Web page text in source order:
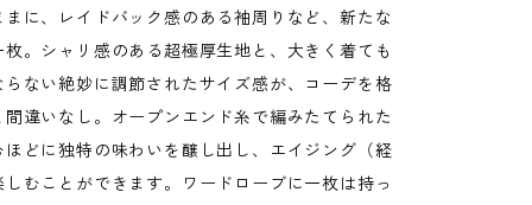
に、レイドバック感のある袖周りなど、新たな
。シャリ感のある超極厚生地と、大きく着ても
ない絶妙に調節されたサイズ感が、コーデを格
違いなし。オープンエンド糸で編みたてられた
どに独特の味わいを醸し出し、エイジング（経
むことができます。ワードローブに一枚は持っ